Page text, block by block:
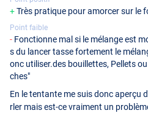
Très pratique pour amorcer sur le
Point faible
Fonctionne mal si le mélange est
s du lancer tasse fortement le
onc utiliser.des bouillettes, Pellets
ches"
En le tentante me suis donc aperçu
rler mais est-ce vraiment un